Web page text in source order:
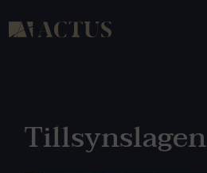
Tillsynslagen